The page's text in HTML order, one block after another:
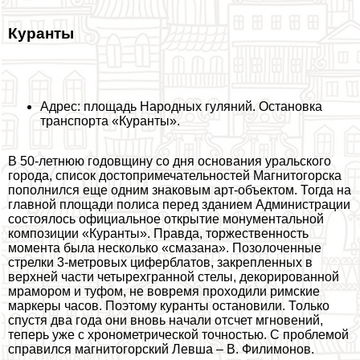
Куранты
Адрес: площадь Народных гуляний. Остановка
трaнcпорта «Куранты».
В 50-летнюю годовщину со дня основания уральского
города, список достопримечательностей Магнитогорска
пополнился еще одним знаковым арт-объектом. Тогда на
главной площади полиса перед зданием Администрации
состоялось официальное открытие монументальной
композиции «Куранты». Правда, торжественность
момента была несколько «смазана». Позолоченные
стрелки 3-метровых циферблатов, закрепленных в
верхней части четырехгранной стелы, декорированной
мрамором и туфом, не вовремя проходили римские
маркеры часов. Поэтому куранты остановили. Только
спустя два года они вновь начали отсчет мгновений,
теперь уже с хронометрической точностью. С проблемой
справился магнитогорский Левша – В. Филимонов.